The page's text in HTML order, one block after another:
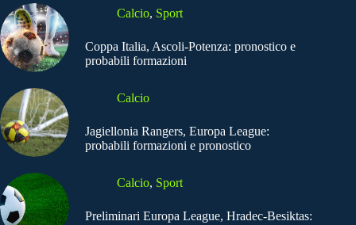
Calcio, Sport
Coppa Italia, Ascoli-Potenza: pronostico e
probabili formazioni
Calcio
Jagiellonia Rangers, Europa League:
probabili formazioni e pronostico
Calcio, Sport
Preliminari Europa League, Hradec-Besiktas: